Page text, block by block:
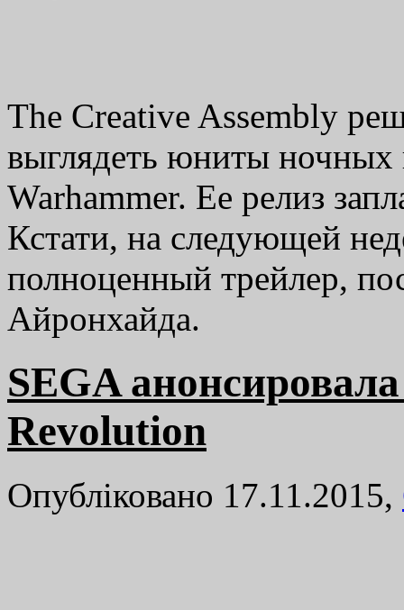
The Creative Assembly
выглядеть юниты ночных
Warhammer. Ее релиз
Кстати, на следующей
полноценный трейлер,
Айронхайда.
SEGA
Revolution
Опубліковано 17.11.2015,